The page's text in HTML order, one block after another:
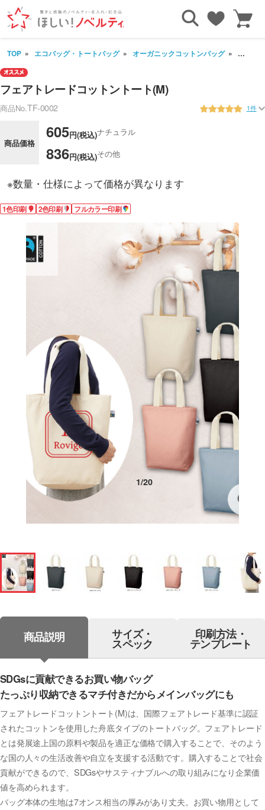
TOP エコバッグ・トートバッグ オーガニックコットンバッグ フェア
フェアトレードコットントート(M)
商品No.TF-0002 1件
商品価格
605円(税込)ナチュラル
836円(税込)その他
※数量・仕様によって価格が異なります
1色印刷 2色印刷 フルカラー印刷
1/20
商品説明 サイズ・
スペック
印刷方法・
テンプレート
SDGsに貢献できるお買い物バッグ
たっぷり収納できるマチ付きだからメインバッグにも
フェアトレードコットントート(M)は、国際フェアトレード基準に認証
されたコットンを使用した舟底タイプのトートバッグ。フェアトレード
とは発展途上国の原料や製品を適正な価格で購入することで、そのよう
な国の人々の生活改善や自立を支援する活動です。購入することで社会
貢献ができるので、SDGsやサスティナブルへの取り組みになり企業価
値を高められます。
バッグ本体の生地は7オンス相当の厚みがあり丈夫。お買い物用として